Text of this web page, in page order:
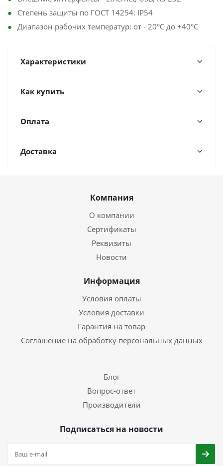
Степень защиты по ГОСТ 14254: IP54
Диапазон рабочих температур: от - 20°C до +40°C
Характеристики
Как купить
Оплата
Доставка
Компания
О компании
Сертификаты
Реквизиты
Новости
Информация
Условия оплаты
Условия доставки
Гарантия на товар
Соглашение на обработку персональных данных
Блог
Вопрос-ответ
Производители
Подписаться на новости